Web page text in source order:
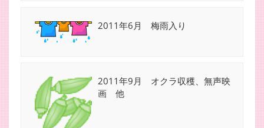
2011年6月 梅雨入り
2011年9月 オクラ収穫、無声映
画 他